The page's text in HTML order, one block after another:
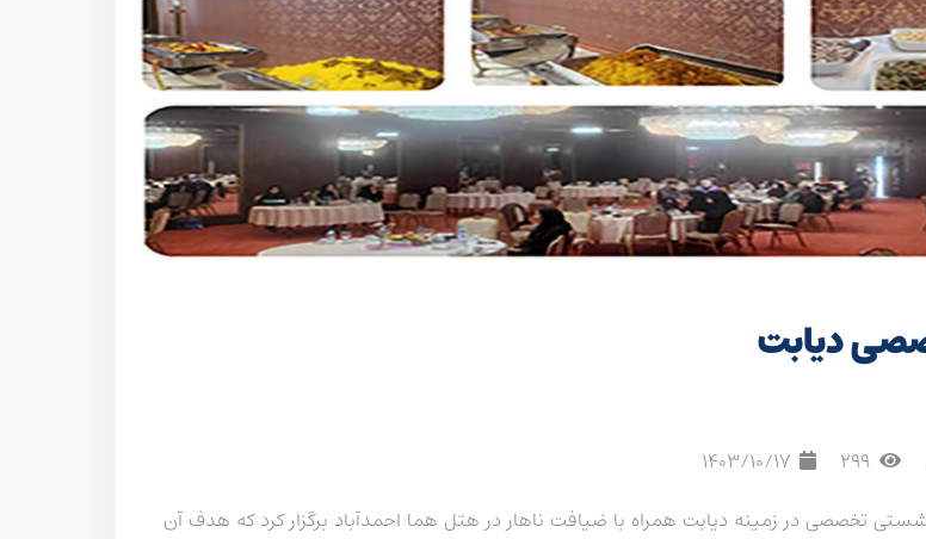
دیابت
299
1403/10/17
تخصصی در زمینه دیابت همراه با ضیافت ناهار در هتل هما احمدآباد برگزار کرد که هدف آن